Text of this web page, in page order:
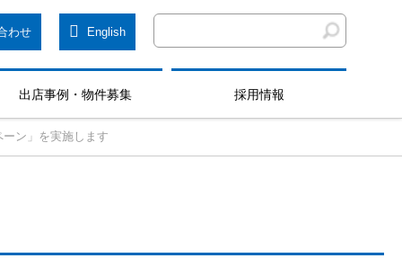
わせ English
出店事例・物件募集 採用情報
ーン」を実施します